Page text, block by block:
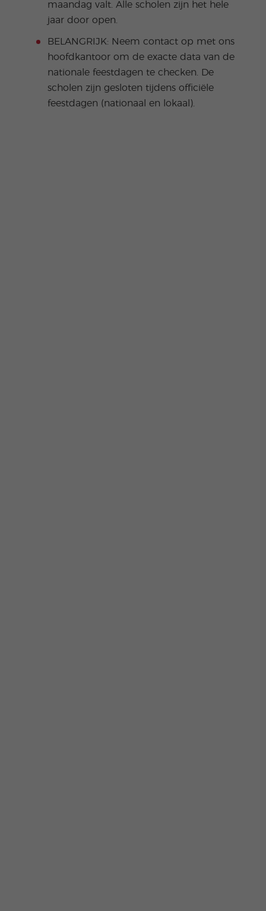
maandag valt. Alle scholen zijn het hele
jaar door open.
BELANGRIJK: Neem contact op met ons
hoofdkantoor om de exacte data van de
nationale feestdagen te checken. De
scholen zijn gesloten tijdens officiële
feestdagen (nationaal en lokaal).